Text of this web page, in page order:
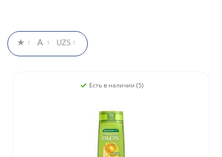
Есть в наличии (5)